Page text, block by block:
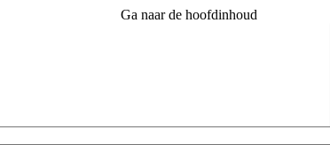
Ga naar de hoofdinhoud